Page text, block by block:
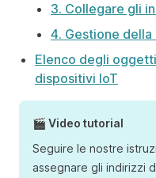
3. Collegare gli
4. Gestione
Elenco degli
dispositivi IoT
🎬 Video tutorial
Seguire le nostre
assegnare gli indirizzi